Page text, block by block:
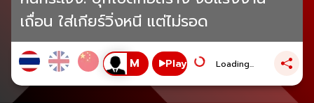
เถื่อน ใส่เกียร์วิ่งหนี แต่ไม่รอด
Play Loading...